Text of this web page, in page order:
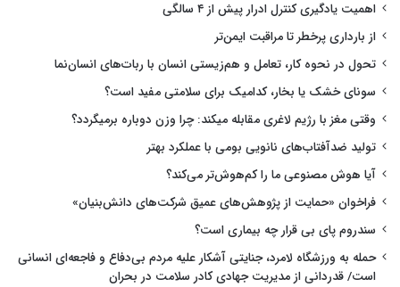
اهمیت یادگیری کنترل ادرار پیش از ۴ سالگی
از بارداری پرخطر تا مراقبت ایمن‌تر
تحول در نحوه کار، تعامل و هم‌زیستی انسان با ربات‌های انسان‌نما
سونای خشک یا بخار، کدامیک برای سلامتی مفید است؟
وقتی مغز با رژیم لاغری مقابله میکند: چرا وزن دوباره برمیگردد؟
تولید ضدآفتاب‌های نانویی بومی با عملکرد بهتر
آیا هوش مصنوعی ما را کم‌هوش‌تر می‌کند؟
فراخوان «حمایت از پژوهش‌های عمیق شرکت‌های دانش‌بنیان»
سندروم پای بی قرار چه بیماری است؟
حمله به ورزشگاه لامرد، جنایتی آشکار علیه مردم بی‌دفاع و فاجعه‌ای انسانی
است/ قدردانی از مدیریت جهادی کادر سلامت در بحران